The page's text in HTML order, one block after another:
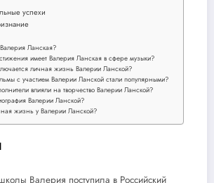
успехи
Валерия Ланская?
имеет Валерия Ланская в сфере музыки?
личная жизнь Валерии Ланской?
с участием Валерии Ланской стали популярными?
влияли на творчество Валерии Ланской?
Валерии Ланской?
жизнь у Валерии Ланской?
Валерия поступила в Российский